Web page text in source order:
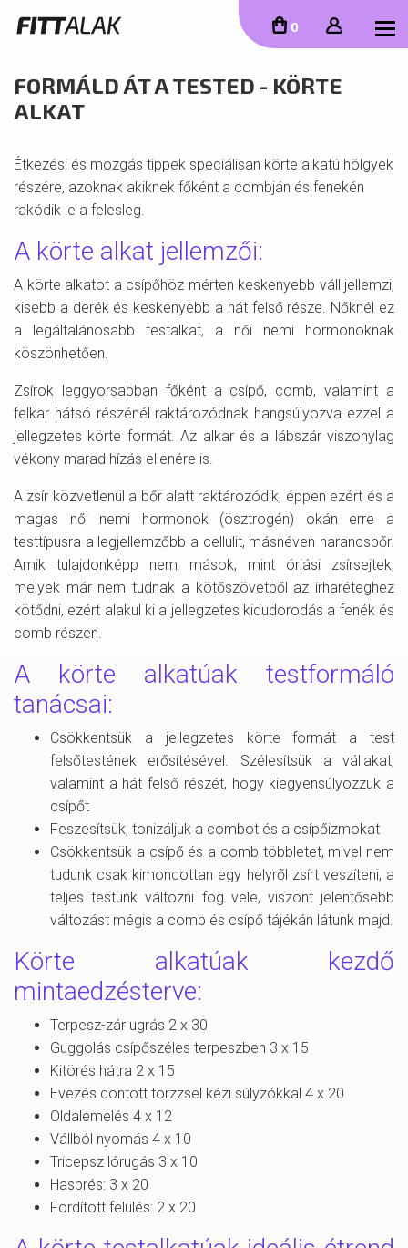
0
FORMÁLD ÁT A TESTED - KÖRTE
ALKAT
Étkezési és mozgás tippek speciálisan körte alkatú hölgyek
részére, azoknak akiknek főként a combján és fenekén
rakódik le a felesleg.
A körte alkat jellemzői:
A körte alkatot a csípőhöz mérten keskenyebb váll jellemzi,
kisebb a derék és keskenyebb a hát felső része. Nőknél ez
a legáltalánosabb testalkat, a női nemi hormonoknak
köszönhetően.
Zsírok leggyorsabban főként a csípő, comb, valamint a
felkar hátsó részénél raktározódnak hangsúlyozva ezzel a
jellegzetes körte formát. Az alkar és a lábszár viszonylag
vékony marad hízás ellenére is.
A zsír közvetlenül a bőr alatt raktározódik, éppen ezért és a
magas női nemi hormonok (ösztrogén) okán erre a
testtípusra a legjellemzőbb a cellulit, másnéven narancsbőr.
Amik tulajdonképp nem mások, mint óriási zsírsejtek,
melyek már nem tudnak a kötőszövetből az irharéteghez
kötődni, ezért alakul ki a jellegzetes kidudorodás a fenék és
comb részen.
A körte alkatúak testformáló
tanácsai:
Csökkentsük a jellegzetes körte formát a test
felsőtestének erősítésével. Szélesítsük a vállakat,
valamint a hát felső részét, hogy kiegyensúlyozzuk a
csípőt
Feszesítsük, tonizáljuk a combot és a csípőizmokat
Csökkentsük a csípő és a comb többletet, mivel nem
tudunk csak kimondottan egy helyről zsírt veszíteni, a
teljes testünk változni fog vele, viszont jelentősebb
változást mégis a comb és csípő tájékán látunk majd.
Körte alkatúak kezdő
mintaedzésterve:
Terpesz-zár ugrás 2 x 30
Guggolás csípőszéles terpeszben 3 x 15
Kitörés hátra 2 x 15
Evezés döntött törzzsel kézi súlyzókkal 4 x 20
Oldalemelés 4 x 12
Vállból nyomás 4 x 10
Tricepsz lórugás 3 x 10
Hasprés: 3 x 20
Fordított felülés: 2 x 20